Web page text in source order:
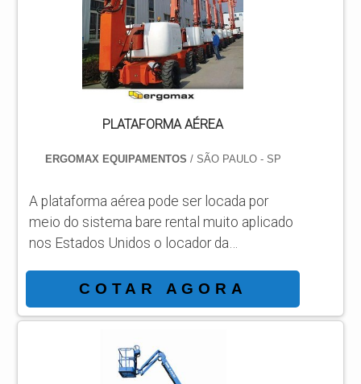
ARTICULADA A VENDA Há muitas
maneiras eficientes de demonst...
PLATAFORMA AÉREA
ERGOMAX EQUIPAMENTOS / SÃO PAULO - SP
A plataforma aérea pode ser locada por
meio do sistema bare rental muito aplicado
nos Estados Unidos o locador da
propriedade podendo lançar como
despesas as faturas sem necessidade de
imobilização e se dedicar nas operações
fins de sua empresa com foco sobre o
melhor aproveitamento do uso da
COTAR AGORA